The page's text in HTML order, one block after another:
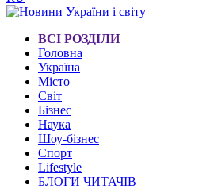
ВСІ РОЗДІЛИ
Головна
Україна
Місто
Світ
Бізнес
Наука
Шоу-бізнес
Спорт
Lifestyle
БЛОГИ ЧИТАЧІВ